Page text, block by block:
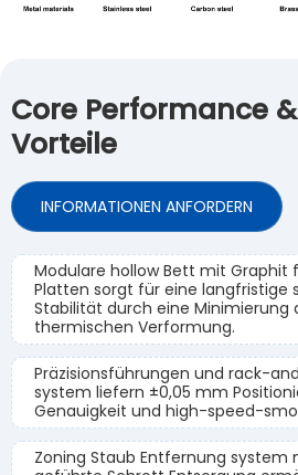
Core Performance
Vorteile
INFORMATIONEN ANFORDERN
Modulare hollow Bett mit Graphit
Platten sorgt für eine langfristige
Stabilität durch eine Minimierung
thermischen Verformung.
Präzisionsführungen und rack-
system liefern ±0,05 mm
Genauigkeit und high-speed-
Zoning Staub Entfernung